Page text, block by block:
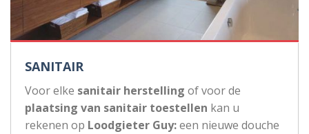
SANITAIR
Voor elke sanitair herstelling of voor de
plaatsing van sanitair toestellen kan u
rekenen op Loodgieter Guy:een nieuwe douche